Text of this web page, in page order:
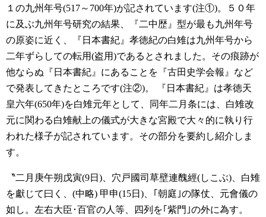
１の九州年号(517～700年)が記されています(注①)。５０年
に及ぶ九州年号研究の結果、『二中歴』型が最も九州年号
の原姿に近く、『日本書紀』孝徳紀の白雉は九州年号から
二年ずらしての転用(盗用)であるとされました。その痕跡が
他ならぬ『日本書紀』にあることを『古田史学会報』など
で発表してきたところです(注②)。
『日本書紀』は孝徳天
皇六年(650年)を白雉元年として、同年二月条には、白雉改
元に関わる白雉献上の儀式が大きな宮殿で大々的に執り行
われた様子が記されています。その部分を要約し紹介しま
す。
〝二月庚午朔戊寅(9日)、穴戸國司草壁連醜經(しこぶ)、白雉
を獻じて曰く、(中略) 甲申(15日)、｢朝庭｣の隊仗、元會儀の
如し。左右大臣･百官の人等、四列を｢紫門｣の外に為す。